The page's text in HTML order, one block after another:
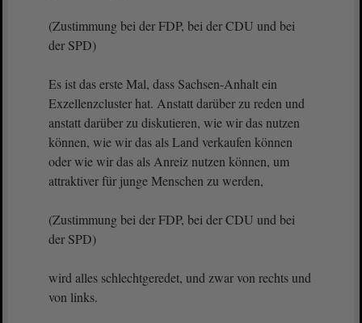
(Zustimmung bei der FDP, bei der CDU und bei
der SPD)
Es ist das erste Mal, dass Sachsen-Anhalt ein
Exzellenzcluster hat. Anstatt darüber zu reden und
anstatt darüber zu diskutieren, wie wir das nutzen
können, wie wir das als Land verkaufen können
oder wie wir das als Anreiz nutzen können, um
attraktiver für junge Menschen zu werden,
(Zustimmung bei der FDP, bei der CDU und bei
der SPD)
wird alles schlechtgeredet, und zwar von rechts und
von links.